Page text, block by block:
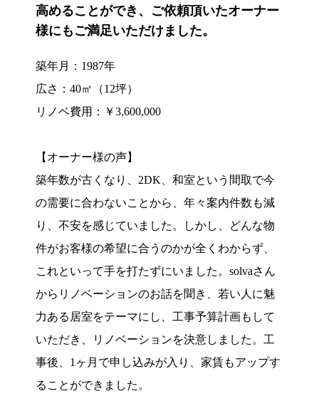
高めることができ、ご依頼頂いたオーナー
様にもご満足いただけました。
築年月：1987年
広さ：40㎡（12坪）
リノベ費用：￥3,600,000
【オーナー様の声】
築年数が古くなり、2DK、和室という間取で今
の需要に合わないことから、年々案内件数も減
り、不安を感じていました。しかし、どんな物
件がお客様の希望に合うのかが全くわからず、
これといって手を打たずにいました。solvaさん
からリノベーションのお話を聞き、若い人に魅
力ある居室をテーマにし、工事予算計画もして
いただき、リノベーションを決意しました。工
事後、1ヶ月で申し込みが入り、家賃もアップす
ることができました。